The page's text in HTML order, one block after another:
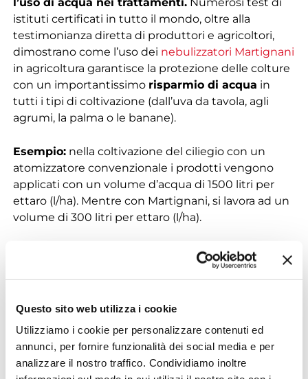
Questo sito web utilizza i cookie
Utilizziamo i cookie per personalizzare contenuti ed
annunci, per fornire funzionalità dei social media e per
analizzare il nostro traffico. Condividiamo inoltre
istituti certificati in tutto il mondo, oltre alla
testimonianza diretta di produttori e agricoltori,
dimostrano come l’uso dei nebulizzatori Martignani
in agricoltura garantisce la protezione delle colture
con un importantissimo risparmio di acqua in
tutti i tipi di coltivazione (dall’uva da tavola, agli
agrumi, la palma o le banane).
Esempio:nella coltivazione del ciliegio con un
atomizzatore convenzionale i prodotti vengono
applicati con un volume d’acqua di 1500 litri per
ettaro (l/ha). Mentre con Martignani, si lavora ad un
volume di 300 litri per ettaro (l/ha).
Risparmio: 1200 l/ha per applicazione
Applicazioni medie: 10 applicazioni/stagione
Risparmio per ettaro di ciliegio:12.000 litri di
L’acqua è unarisorsa finitaresponsabilità di tutti.